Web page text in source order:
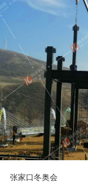
张家口冬奥会